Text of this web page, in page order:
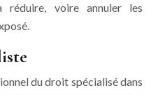
voire annuler les
du droit spécialisé dans